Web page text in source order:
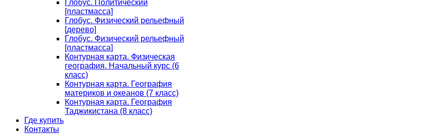
Глобус. Политический
[пластмасса]
Глобус. Физический рельефный
[дерево]
Глобус. Физический рельефный
[пластмасса]
Контурная карта. Физическая
география. Начальный курс (6
класс)
Контурная карта. География
материков и океанов (7 класс)
Контурная карта. География
Таджикистана (8 класс)
Где купить
Контакты